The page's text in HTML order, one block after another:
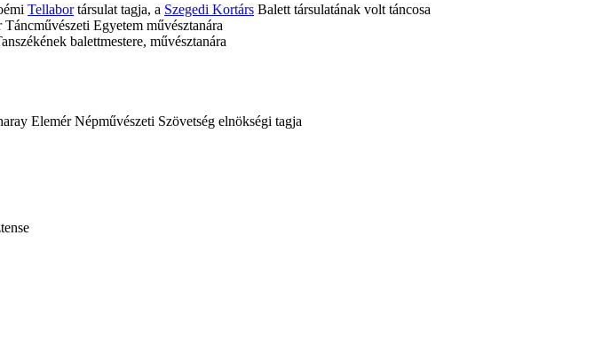
Tellabortársulat tagja, a Szegedi Kortárs Balett társulatának volt táncosa
Egyetem művésztanára
balettmestere, művésztanára
Elemér Népművészeti Szövetség elnökségi tagja